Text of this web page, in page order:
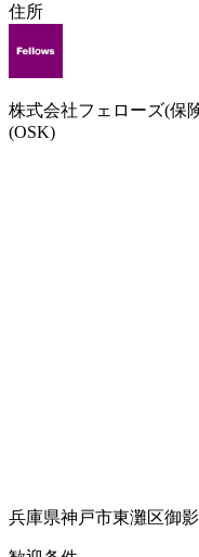
住所
株式会社フェローズ(保
(OSK)
兵庫県神戸市東灘区御影